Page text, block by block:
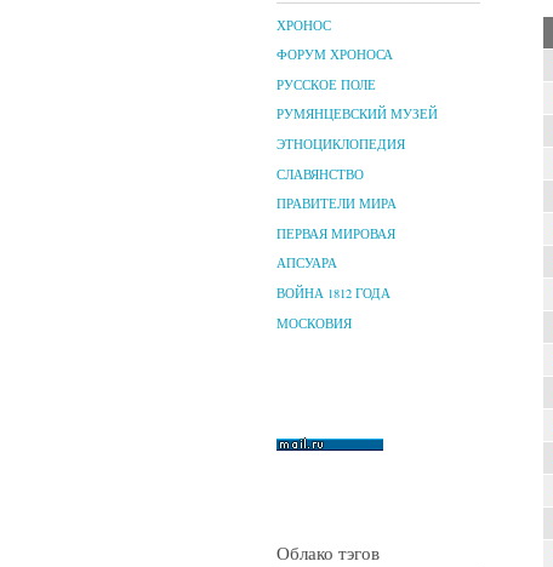
ХРОНОС
ФОРУМ ХРОНОСА
РУССКОЕ ПОЛЕ
РУМЯНЦЕВСКИЙ МУЗЕЙ
ЭТНОЦИКЛОПЕДИЯ
СЛАВЯНСТВО
ПРАВИТЕЛИ МИРА
ПЕРВАЯ МИРОВАЯ
АПСУАРА
ВОЙНА 1812 ГОДА
МОСКОВИЯ
Облако тэгов